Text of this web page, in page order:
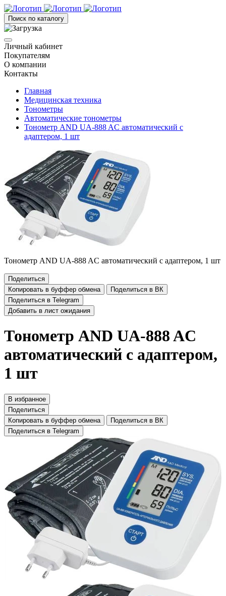
Поиск по каталогу
Личный кабинет
Покупателям
О компании
Контакты
Главная
Медицинская техника
Тонометры
Автоматические тонометры
Тонометр AND UA-888 AC автоматический с
адаптером, 1 шт
Тонометр AND UA-888 AC автоматический с адаптером, 1 шт
Поделиться
Копировать в буффер обмена
Поделиться в ВК
Поделиться в Telegram
Добавить в лист ожидания
Тонометр AND UA-888 AC
автоматический с адаптером,
1 шт
В избранное
Поделиться
Копировать в буффер обмена
Поделиться в ВК
Поделиться в Telegram